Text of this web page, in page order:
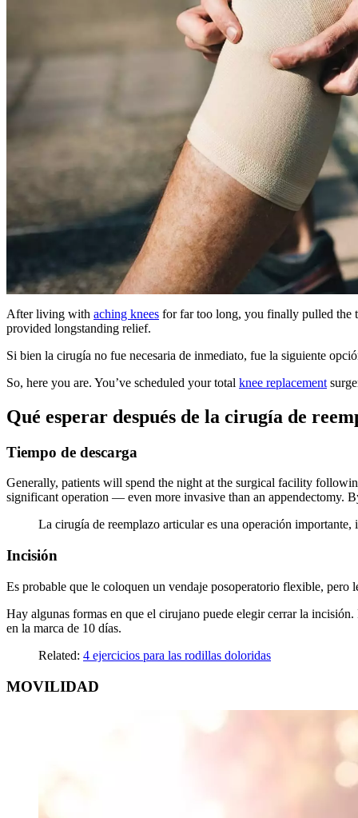
After living with aching knees for far too long, you finally pulled the
provided longstanding relief.
Si bien la cirugía no fue necesaria de inmediato, fue la siguiente
So, here you are. You’ve scheduled your total knee replacement
Qué esperar después de la cirugía de
Tiempo de descarga
Generally, patients will spend the night at the surgical facility
significant operation — even more invasive than an appendectomy.
La cirugía de reemplazo articular es una operación
Incisión
Es probable que le coloquen un vendaje posoperatorio flexible, pero
Hay algunas formas en que el cirujano puede elegir cerrar la
en la marca de 10 días.
Related: 4 ejercicios para las rodillas doloridas
MOVILIDAD